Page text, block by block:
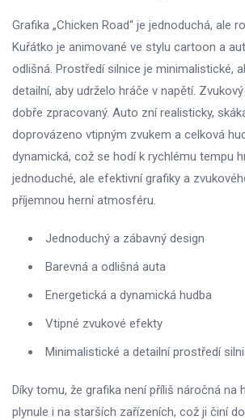
Grafika „Chicken Road“ je jednoduchá, ale
Kuřátko je animované ve stylu cartoon a
odlišná. Prostředí silnice je minimalistické,
detailní, aby udrželo hráče v napětí.
dobře zpracovaný. Auto zní realisticky,
doprovázeno vtipným zvukem a celková
dynamická, což se hodí k rychlému tempu
jednoduché, ale efektivní grafiky a
příjemnou herní atmosféru.
Jednoduchý a zábavný design
Barevná a odlišná auta
Energetická a dynamická hudba
Vtipné zvukové efekty
Minimalistické a detailní prostředí
Díky tomu, že grafika není příliš náročná na
plynule i na starších zařízeních, což ji činí